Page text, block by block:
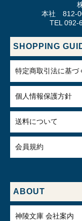
本社 812-
TEL
SHOPPING
特定商取引法に基づ
個人情報保護方針
送料について
会員規約
ABOUT
神陵文庫 会社案内